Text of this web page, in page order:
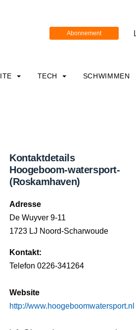
TECH SCHWIMMEN
Kontaktdetails
Hoogeboom-watersport-
(Roskamhaven)
Adresse
De Wuyver 9-11
1723 LJ Noord-Scharwoude
Kontakt:
Telefon 0226-341264
Website
http://www.hoogeboomwatersport.nl